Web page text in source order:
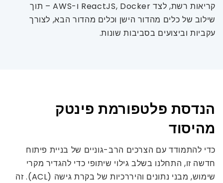
קריאות רשת, לצד ReactJS, Docker ו-AWS – תוך
שילוב של כלים מהדור הישן וכלים מהדור הבא, לצורך
עקביות וביצועים בסביבות שונות.
הנדסת פלטפורמת פינטק
מהיסוד
כדי להתמודד עם הצרכים הרב-גוניים של בניית פיתוח
חדשה זו, התחלנו בשלב גילוי שיתופי כדי להגדיר מקרי
שימוש, מבני נתונים והיררכיות של בקרת גישה (ACL). זה